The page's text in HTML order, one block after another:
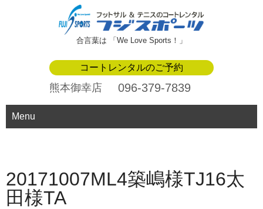
合言葉は 「We Love Sports！」
コートレンタルのご予約
熊本御幸店 096-379-7839
Menu
20171007ML4築嶋様TJ16太
田様TA